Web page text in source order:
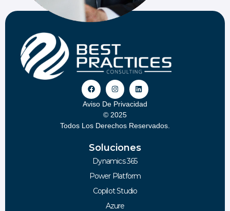
Aviso De Privacidad
© 2025
Todos Los Derechos Reservados.
Soluciones
Dynamics 365
Power Platform
Copilot Studio
Azure